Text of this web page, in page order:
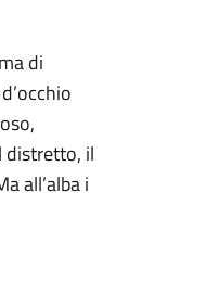
di
distretto, il
all’alba i